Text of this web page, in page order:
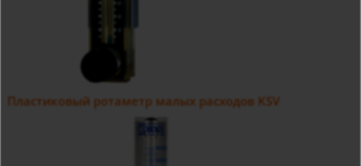
Пластиковый ротаметр малых расходов KSV